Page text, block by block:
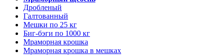
Дробленый
Галтованный
Мешки по 25 кг
Биг-бэги по 1000 кг
Мраморная крошка
Мраморная крошка в мешках